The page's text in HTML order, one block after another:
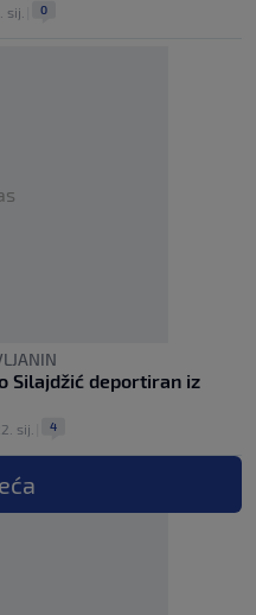
sij. 0
Silajdžić deportiran iz
sij. 4